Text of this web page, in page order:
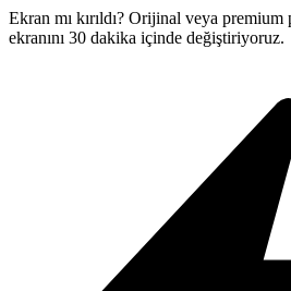
Ekran mı kırıldı? Orijinal veya premium
ekranını 30 dakika içinde değiştiriyoruz.